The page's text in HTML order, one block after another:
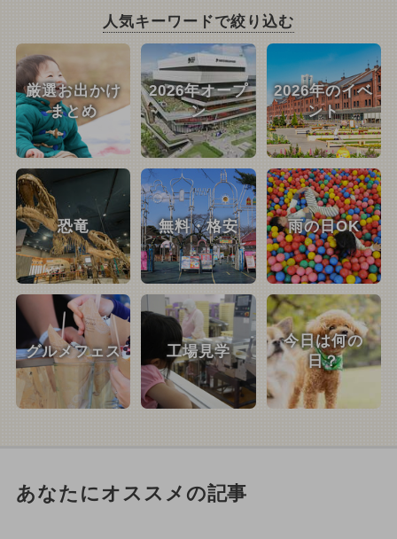
人気キーワードで絞り込む
厳選お出かけ
まとめ
2026年オープ
ン
2026年のイベ
ント
恐竜 無料・格安 雨の日OK
グルメフェス 工場見学
今日は何の
日？
あなたにオススメの記事